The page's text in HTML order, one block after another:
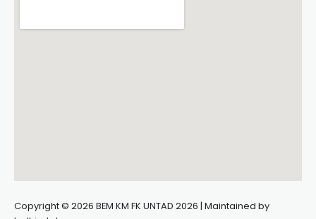
Copyright © 2026 BEM KM FK UNTAD 2026 | Maintained by